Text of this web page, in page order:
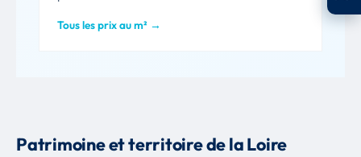
Tous les prix au m² →
Patrimoine et territoire de la Loire